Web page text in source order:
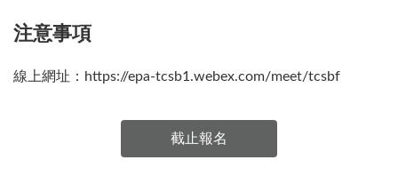
注意事項
線上網址：https://epa-tcsb1.webex.com/meet/tcsbf